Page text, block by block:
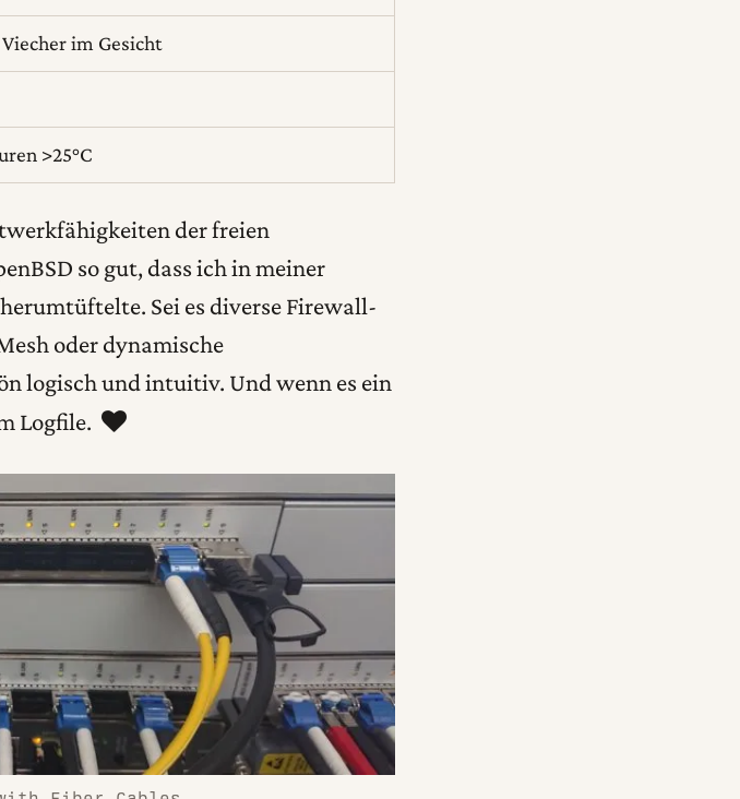
im Gesicht
>25°C
der freien
so gut, dass ich in meiner
Sei es diverse Firewall-
oder dynamische
logisch und intuitiv. Und wenn es ein
Logfile.